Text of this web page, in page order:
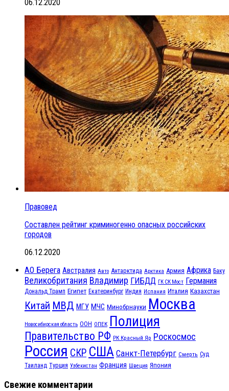
06.12.2020
Правовед
Составлен рейтинг криминогенно опасных российских
городов
06.12.2020
АО Берега Австралия Авто Антарктида Арктика Армия Африка Баку
Великобритания Владимир ГИБДД ГК СК Мост Германия
Дональд Трамп Египет Екатеринбург Индия Испания Италия Казахстан
Китай МВД МГУ МЧС Минобрнауки Москва
Новосибирская область ООН ОПЕК Полиция
Правительство РФ РК Красный Яр Роскосмос
Россия СКР США Санкт-Петербург Смерть Суд
Таиланд Турция Узбекистан Франция Швеция Япония
Свежие комментарии